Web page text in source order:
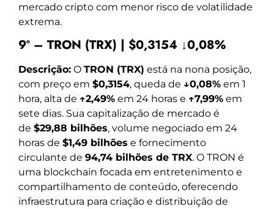
mercado cripto com menor risco de volatilidade
extrema.
9º – TRON (TRX) | $0,3154 ↓0,08%
Descrição: O TRON (TRX) está na nona posição,
com preço em $0,3154, queda de ↓0,08% em 1
hora, alta de ↑2,49% em 24 horas e ↑7,99% em
sete dias. Sua capitalização de mercado é
de $29,88 bilhões, volume negociado em 24
horas de $1,49 bilhões e fornecimento
circulante de 94,74 bilhões de TRX. O TRON é
uma blockchain focada em entretenimento e
compartilhamento de conteúdo, oferecendo
infraestrutura para criação e distribuição de